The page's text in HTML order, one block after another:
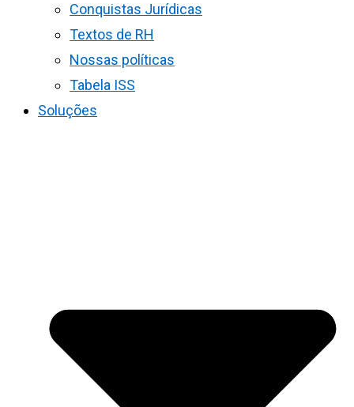
Conquistas Jurídicas
Textos de RH
Nossas políticas
Tabela ISS
Soluções